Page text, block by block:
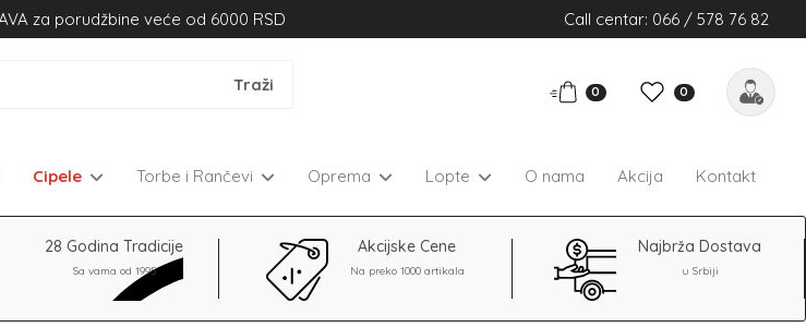
za porudžbine veće od 6000 RSD Call centar: 066 / 578 76 82
0 0
Cipele Torbe i Rančevi Oprema Lopte O nama Akcija Kontakt
28 Godina Tradicije
Sa vama od 1995
Akcijske Cene
Na preko 1000 artikala
Najbrža Dostava
u Srbiji